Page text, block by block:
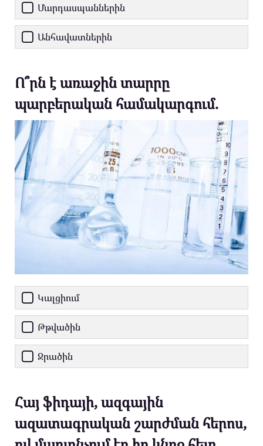
Մարդասպաններին
Անհավատներին
Ո՞րն է առաջին տարրը
պարբերական համակարգում.
Կալցիում
Թթվածին
Ջրածին
Հայ ֆիդայի, ազգային
ազատագրական շարժման հերոս,